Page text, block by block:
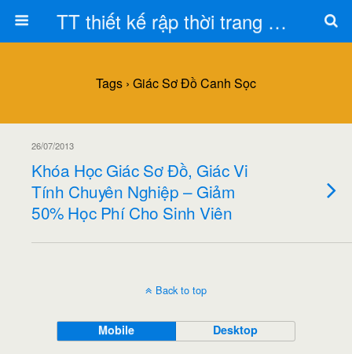
TT thiết kế rập thời trang Toán Trần
Tags › Giác Sơ Đồ Canh Sọc
26/07/2013
Khóa Học Giác Sơ Đồ, Giác Vi
Tính Chuyên Nghiệp – Giảm
50% Học Phí Cho Sinh Viên
Back to top
Mobile Desktop